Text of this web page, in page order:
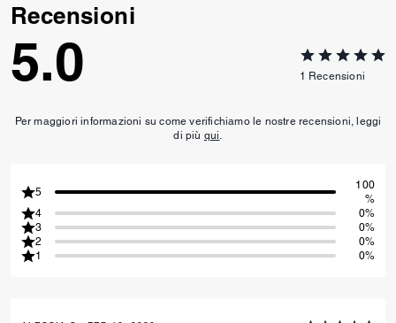
Recensioni
5.0 1 Recensioni
Per maggiori informazioni su come verifichiamo le nostre recensioni, leggi
di più qui
5
100
%
4
0%
3
0%
2
0%
1
0%